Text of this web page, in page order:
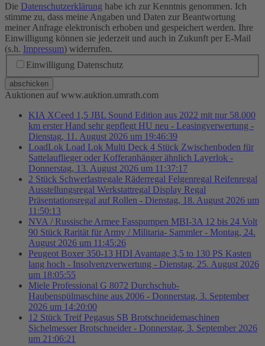
Die Datenschutzerklärung habe ich zur Kenntnis genommen. Ich
stimme zu, dass meine Angaben und Daten zur Beantwortung
meiner Anfrage elektronisch erhoben und gespeichert werden. Ihre
Einwilligung können sie jederzeit und auch in Zukunft per E-Mail
(s.h. Impressum) widerrufen.
Einwilligung Datenschutz
abschicken
Auktionen auf www.auktion.umrath.com
KIA XCeed 1,5 JBL Sound Edition aus 2022 mit nur 58.000
km erster Hand sehr gepflegt HU neu - Leasingverwertung -
Dienstag, 11. August 2026 um 19:46:39
LoadLok Load Lok Multi Deck 4 Stück Zwischenboden für
Sattelauflieger oder Kofferanhänger ähnlich Layerlok -
Donnerstag, 13. August 2026 um 11:37:17
2 Stück Schwerlastregale Räderregal Felgenregal Reifenregal
Ausstellungsregal Werkstattregal Display Regal
Präsentationsregal auf Rollen - Dienstag, 18. August 2026 um
11:50:13
NVA / Russische Armee Fasspumpen MBI-3A 12 bis 24 Volt
90 Stück Rarität für Army / Militaria- Sammler - Montag, 24.
August 2026 um 11:45:26
Peugeot Boxer 350-13 HDI Avantage 3,5 to 130 PS Kasten
lang hoch - Insolvenzverwertung - Dienstag, 25. August 2026
um 18:05:55
Miele Professional G 8072 Durchschub-
Haubenspülmaschine aus 2006 - Donnerstag, 3. September
2026 um 14:20:00
12 Stück Treif Pegasus SB Brotschneidemaschinen
Sichelmesser Brotschneider - Donnerstag, 3. September 2026
um 21:06:21